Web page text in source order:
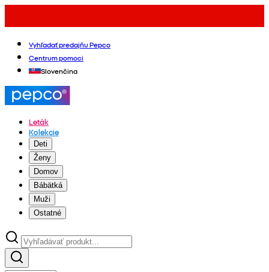
Vyhľadať predajňu Pepco
Centrum pomoci
Slovenčina
Leták
Kolekcie
Deti
Ženy
Domov
Bábätká
Muži
Ostatné